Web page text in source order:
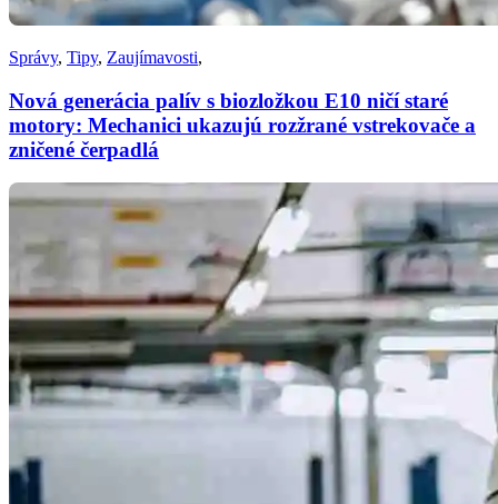
Správy, Tipy, Zaujímavosti,
Nová generácia palív s biozložkou E10 ničí staré
motory: Mechanici ukazujú rozžrané vstrekovače a
zničené čerpadlá